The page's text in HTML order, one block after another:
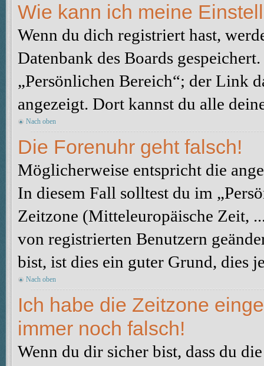
Wie kann ich meine
Wenn du dich registriert hast,
Datenbank des Boards
„Persönlichen Bereich“; der Link
angezeigt. Dort kannst du alle
Nach oben
Die Forenuhr geht falsch!
Möglicherweise entspricht die
In diesem Fall solltest du im
Zeitzone (Mitteleuropäische Zeit,
von registrierten Benutzern
bist, ist dies ein guter Grund, dies
Nach oben
Ich habe die Zeitzone
immer noch falsch!
Wenn du dir sicher bist, dass du